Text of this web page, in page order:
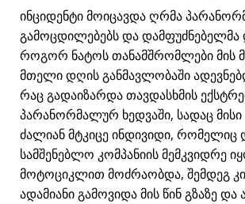
ინციდენტი მოიცავდა ღრმა
გამოცდილებებს და დამფუძნებელმა
როგორ ნატოს თანამშრომლები მის
მთელი დღის განმავლობაში
რაც გადაიზარდა თავდასხმის
პარანორმალურ ხედვაში, სადაც მისი
ძალიან მტკიცე ინდივიდი, რომელიც
სამშენებლო კომპანიის მემკვიდრე
მოტოციკლით მოძრაობდა, შემდეგ
ადამიანი გამოვიდა მის წინ გზაზე